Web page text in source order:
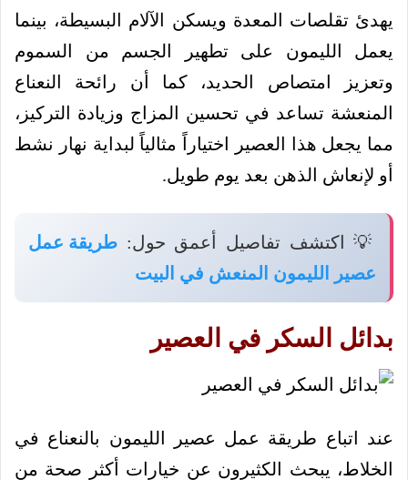
يهدئ تقلصات المعدة ويسكن الآلام البسيطة، بينما
يعمل الليمون على تطهير الجسم من السموم
وتعزيز امتصاص الحديد، كما أن رائحة النعناع
المنعشة تساعد في تحسين المزاج وزيادة التركيز،
مما يجعل هذا العصير اختياراً مثالياً لبداية نهار نشط
أو لإنعاش الذهن بعد يوم طويل.
💡 اكتشف تفاصيل أعمق حول: طريقة عمل
عصير الليمون المنعش في البيت
بدائل السكر في العصير
عند اتباع طريقة عمل عصير الليمون بالنعناع في
الخلاط، يبحث الكثيرون عن خيارات أكثر صحة من